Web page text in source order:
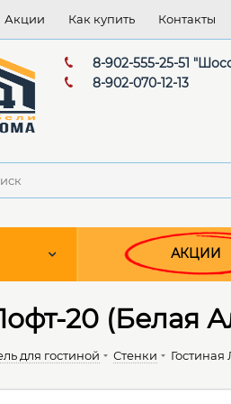
Акции Как купить Контакты
8-902-555-25-51
8-902-070-12-13
АКЦИИ
20 (Белая
для гостиной Стенки